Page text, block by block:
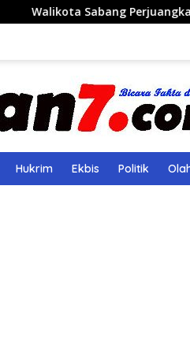
Perjuangkan Kembali
Hukrim Ekbis Politik